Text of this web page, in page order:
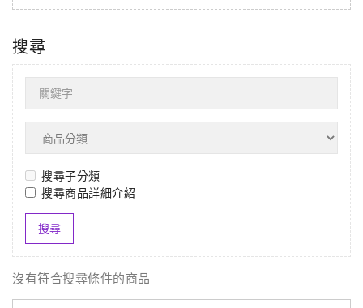
搜尋
搜尋子分類
搜尋商品詳細介紹
沒有符合搜尋條件的商品